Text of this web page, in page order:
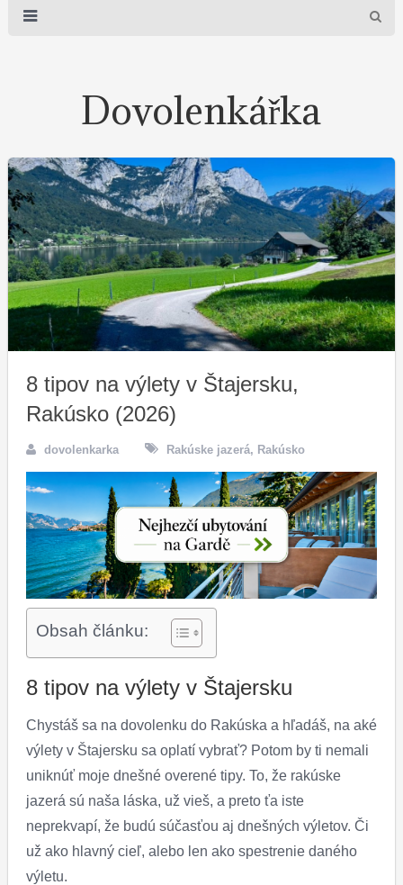
Dovolenkářka
8 tipov na výlety v Štajersku,
Rakúsko (2026)
dovolenkarka Rakúske jazerá, Rakúsko
Obsah článku:
8 tipov na výlety v Štajersku
Chystáš sa na dovolenku do Rakúska a hľadáš, na aké
výlety v Štajersku sa oplatí vybrať? Potom by ti nemali
uniknúť moje dnešné overené tipy. To, že rakúske
jazerá sú naša láska, už vieš, a preto ťa iste
neprekvapí, že budú súčasťou aj dnešných výletov. Či
už ako hlavný cieľ, alebo len ako spestrenie daného
výletu.